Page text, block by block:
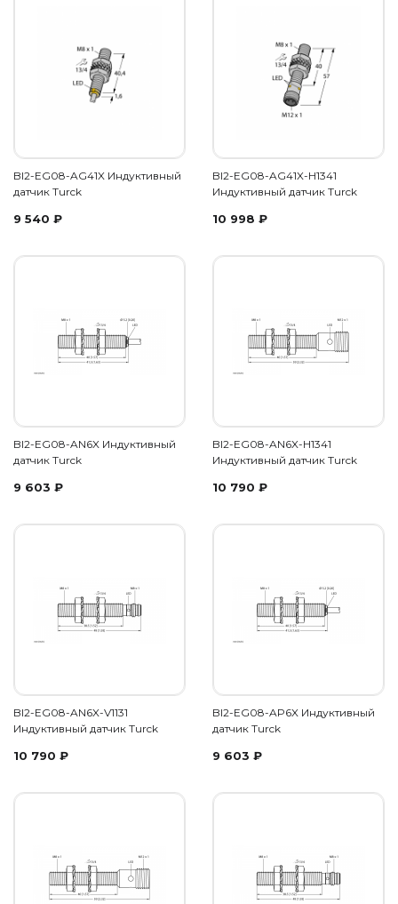
BI2-EG08-AG41X Индуктивный
датчик Turck
9 540 ₽
BI2-EG08-AG41X-H1341
Индуктивный датчик Turck
10 998 ₽
BI2-EG08-AN6X Индуктивный
датчик Turck
9 603 ₽
BI2-EG08-AN6X-H1341
Индуктивный датчик Turck
10 790 ₽
BI2-EG08-AN6X-V1131
Индуктивный датчик Turck
10 790 ₽
BI2-EG08-AP6X Индуктивный
датчик Turck
9 603 ₽